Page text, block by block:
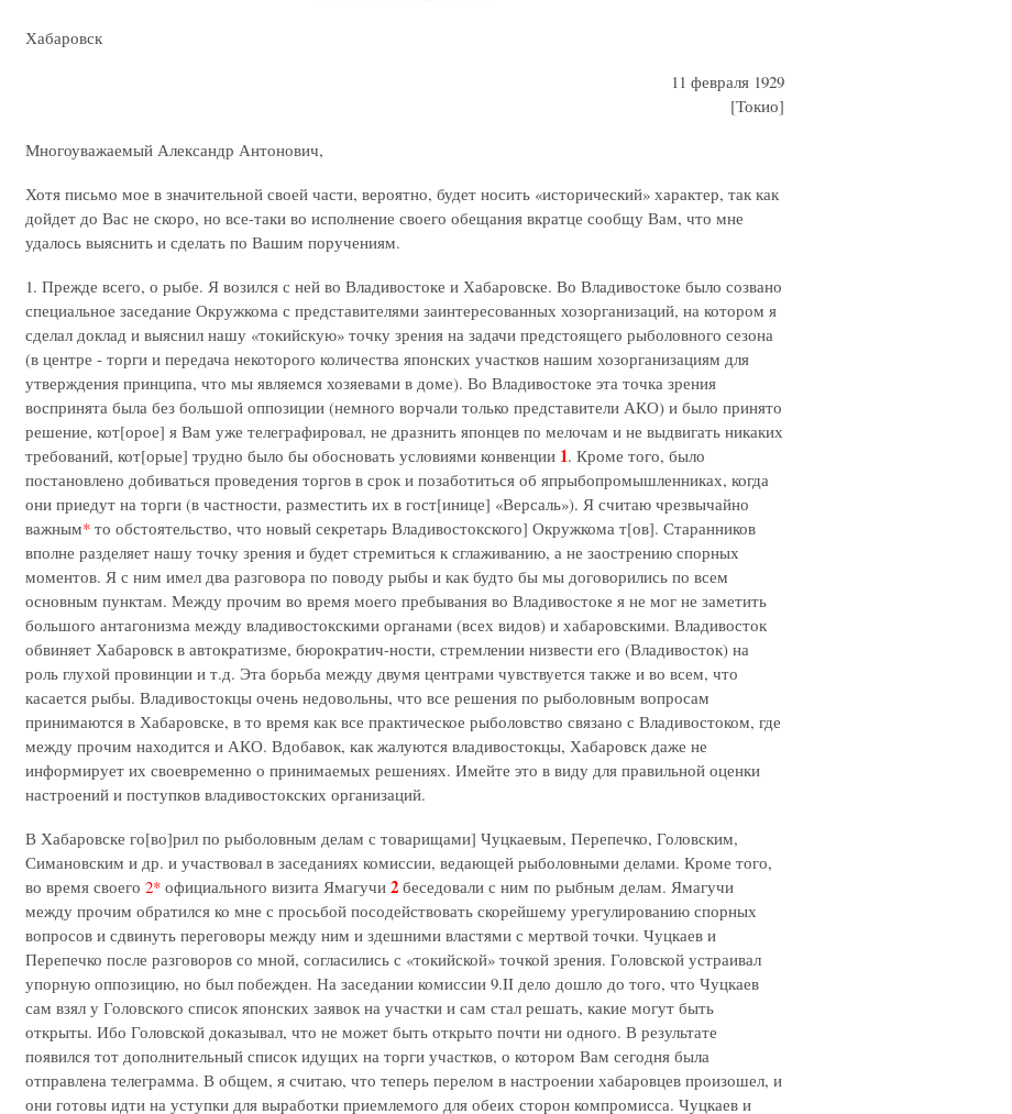
Хабаровск
11 февраля 1929
[Токио]
Многоуважаемый Александр Антонович,
Хотя письмо мое в значительной своей части, вероятно, будет носить «исторический» характер, так как
дойдет до Вас не скоро, но все-таки во исполнение своего обещания вкратце сообщу Вам, что мне
удалось выяснить и сделать по Вашим поручениям.
1. Прежде всего, о рыбе. Я возился с ней во Владивостоке и Хабаровске. Во Владивостоке было созвано
специальное заседание Окружкома с представителями заинтересованных хозорганизаций, на котором я
сделал доклад и выяснил нашу «токийскую» точку зрения на задачи предстоящего рыболовного сезона
(в центре - торги и передача некоторого количества японских участков нашим хозорганизациям для
утверждения принципа, что мы являемся хозяевами в доме). Во Владивостоке эта точка зрения
воспринята была без большой оппозиции (немного ворчали только представители АКО) и было принято
решение, кот[орое] я Вам уже телеграфировал, не дразнить японцев по мелочам и не выдвигать никаких
требований, кот[орые] трудно было бы обосновать условиями конвенции 1. Кроме того, было
постановлено добиваться проведения торгов в срок и позаботиться об япрыбопромышленниках, когда
они приедут на торги (в частности, разместить их в гост[инице] «Версаль»). Я считаю чрезвычайно
важным* то обстоятельство, что новый секретарь Владивостокского] Окружкома т[ов]. Старанников
вполне разделяет нашу точку зрения и будет стремиться к сглаживанию, а не заострению спорных
моментов. Я с ним имел два разговора по поводу рыбы и как будто бы мы договорились по всем
основным пунктам. Между прочим во время моего пребывания во Владивостоке я не мог не заметить
большого антагонизма между владивостокскими органами (всех видов) и хабаровскими. Владивосток
обвиняет Хабаровск в автократизме, бюрократич-ности, стремлении низвести его (Владивосток) на
роль глухой провинции и т.д. Эта борьба между двумя центрами чувствуется также и во всем, что
касается рыбы. Владивостокцы очень недовольны, что все решения по рыболовным вопросам
принимаются в Хабаровске, в то время как все практическое рыболовство связано с Владивостоком, где
между прочим находится и АКО. Вдобавок, как жалуются владивостокцы, Хабаровск даже не
информирует их своевременно о принимаемых решениях. Имейте это в виду для правильной оценки
настроений и поступков владивостокских организаций.
В Хабаровске го[во]рил по рыболовным делам с товарищами] Чуцкаевым, Перепечко, Головским,
Симановским и др. и участвовал в заседаниях комиссии, ведающей рыболовными делами. Кроме того,
во время своего 2* официального визита Ямагучи 2 беседовали с ним по рыбным делам. Ямагучи
между прочим обратился ко мне с просьбой посодействовать скорейшему урегулированию спорных
вопросов и сдвинуть переговоры между ним и здешними властями с мертвой точки. Чуцкаев и
Перепечко после разговоров со мной, согласились с «токийской» точкой зрения. Головской устраивал
упорную оппозицию, но был побежден. На заседании комиссии 9.II дело дошло до того, что Чуцкаев
сам взял у Головского список японских заявок на участки и сам стал решать, какие могут быть
открыты. Ибо Головской доказывал, что не может быть открыто почти ни одного. В результате
появился тот дополнительный список идущих на торги участков, о котором Вам сегодня была
отправлена телеграмма. В общем, я считаю, что теперь перелом в настроении хабаровцев произошел, и
они готовы идти на уступки для выработки приемлемого для обеих сторон компромисса. Чуцкаев и